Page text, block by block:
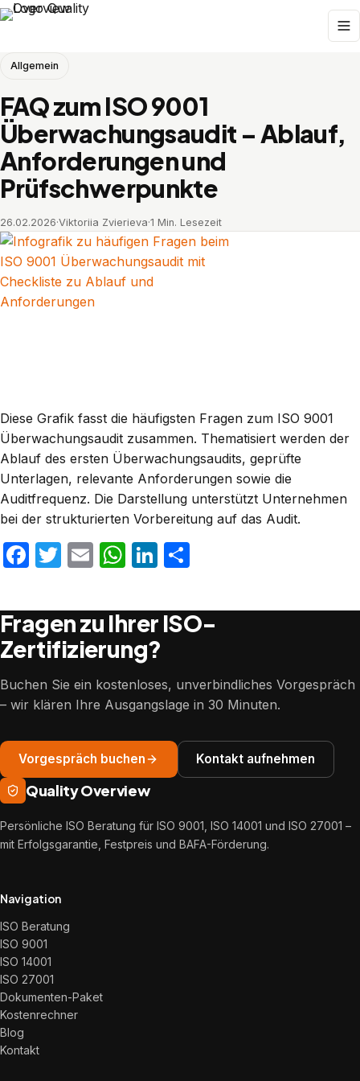
Allgemein
FAQ zum ISO 9001
Überwachungsaudit – Ablauf,
Anforderungen und
Prüfschwerpunkte
26.02.2026·Viktoriia Zvierieva·1 Min. Lesezeit
Diese Grafik fasst die häufigsten Fragen zum ISO 9001
Überwachungsaudit zusammen. Thematisiert werden der
Ablauf des ersten Überwachungsaudits, geprüfte
Unterlagen, relevante Anforderungen sowie die
Auditfrequenz. Die Darstellung unterstützt Unternehmen
bei der strukturierten Vorbereitung auf das Audit.
Facebook
Twitter
EmailWhatsApp
LinkedIn
Fragen zu Ihrer ISO-
Zertifizierung?
Buchen Sie ein kostenloses, unverbindliches Vorgespräch
– wir klären Ihre Ausgangslage in 30 Minuten.
Vorgespräch buchen Kontakt aufnehmen
Quality Overview
Persönliche ISO Beratung für ISO 9001, ISO 14001 und ISO 27001 –
mit Erfolgsgarantie, Festpreis und BAFA-Förderung.
Navigation
ISO Beratung
ISO 9001
ISO 14001
ISO 27001
Dokumenten-Paket
Kostenrechner
Blog
Kontakt